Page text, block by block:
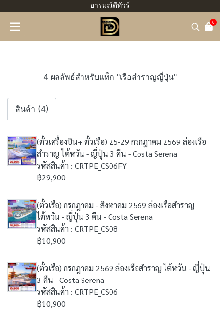
อารมณ์ดีทัวร์
0
4 ผลลัพธ์สำหรับแท็ก "เรือสำราญญี่ปุ่น"
สินค้า (4)
(ตั๋วเครื่องบิน+ ตั๋วเรือ) 25-29 กรกฎาคม 2569 ล่องเรือ
สำราญ ไต้หวัน - ญี่ปุ่น 3 คืน - Costa Serena
รหัสสินค้า : CRTPE_CS06FY
฿29,900
(ตั๋วเรือ) กรกฎาคม - สิงหาคม 2569 ล่องเรือสำราญ
ไต้หวัน - ญี่ปุ่น 3 คืน - Costa Serena
รหัสสินค้า : CRTPE_CS08
฿10,900
(ตั๋วเรือ) กรกฎาคม 2569 ล่องเรือสำราญ ไต้หวัน - ญี่ปุ่น
3 คืน - Costa Serena
รหัสสินค้า : CRTPE_CS06
฿10,900